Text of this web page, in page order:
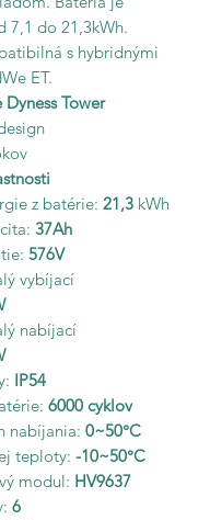
7,1 do 21,3kWh.
s hybridnými
ET.
Tower
z batérie: 21,3 kWh
37Ah
576V
vybíjací
nabíjací
IP54
6000 cyklov
nabíjania: 0~50°C
teploty: -10~50°C
modul: HV9637
6